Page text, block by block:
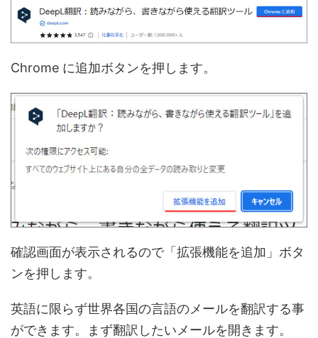
Chrome に追加ボタンを押します。
確認画面が表示されるので「拡張機能を追加」ボタ
ンを押します。
英語に限らず世界各国の言語のメールを翻訳する事
ができます。まず翻訳したいメールを開きます。